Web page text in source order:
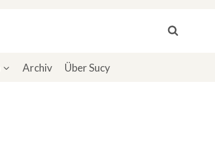
Archiv Über Sucy